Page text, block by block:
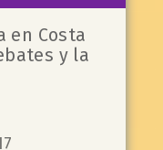
en Costa
y la